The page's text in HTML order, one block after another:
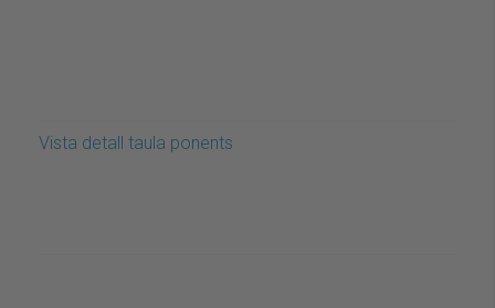
Vista detall taula ponents